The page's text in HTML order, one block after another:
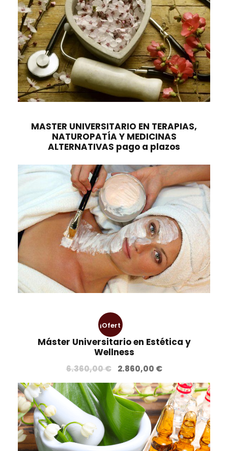
e
r
a
:
2
2
0
,
0
€
:
1
5
7
,
0
0
.
MASTER UNIVERSITARIO EN TERAPIAS,
NATUROPATÍA Y MEDICINAS
ALTERNATIVAS pago a plazos
¡Ofert
a!
Máster Universitario en Estética y
Wellness
6.360,00€
E
l
p
r
e
c
i
2.860,00 €E
l
p
r
e
c
i